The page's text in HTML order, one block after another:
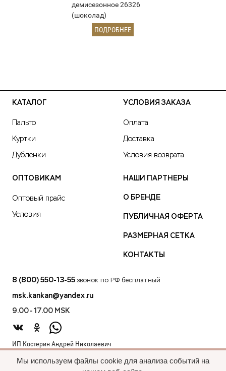
демисезонное 26326
(шоколад)
ПОДРОБНЕЕ
КАТАЛОГ
Пальто
Куртки
Дубленки
УСЛОВИЯ ЗАКАЗА
Оплата
Доставка
Условия возврата
ОПТОВИКАМ
Оптовый прайс
Условия
НАШИ ПАРТНЕРЫ
О БРЕНДЕ
ПУБЛИЧНАЯ ОФЕРТА
РАЗМЕРНАЯ СЕТКА
КОНТАКТЫ
8 (800) 550-13-55 звонок по РФ бесплатный
msk.kankan@yandex.ru
9.00 - 17.00 MSK
ИП Костерин Андрей Николаевич
440012, проезд 2-й Лиственный д.20 г. Пенза Пензенская обл.,
Мы используем файлы cookie для анализа событий на